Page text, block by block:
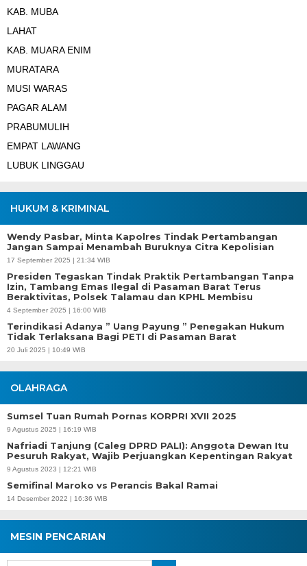
KAB. MUBA
LAHAT
KAB. MUARA ENIM
MURATARA
MUSI WARAS
PAGAR ALAM
PRABUMULIH
EMPAT LAWANG
LUBUK LINGGAU
HUKUM & KRIMINAL
Wendy Pasbar, Minta Kapolres Tindak Pertambangan
Jangan Sampai Menambah Buruknya Citra Kepolisian
17 September 2025 | 21:34 WIB
Presiden Tegaskan Tindak Praktik Pertambangan Tanpa
Izin, Tambang Emas Ilegal di Pasaman Barat Terus
Beraktivitas, Polsek Talamau dan KPHL Membisu
4 September 2025 | 16:00 WIB
Terindikasi Adanya ” Uang Payung ” Penegakan Hukum
Tidak Terlaksana Bagi PETI di Pasaman Barat
20 Juli 2025 | 10:49 WIB
OLAHRAGA
Sumsel Tuan Rumah Pornas KORPRI XVII 2025
9 Agustus 2025 | 16:19 WIB
Nafriadi Tanjung (Caleg DPRD PALI): Anggota Dewan Itu
Pesuruh Rakyat, Wajib Perjuangkan Kepentingan Rakyat
9 Agustus 2023 | 12:21 WIB
Semifinal Maroko vs Perancis Bakal Ramai
14 Desember 2022 | 16:36 WIB
MESIN PENCARIAN